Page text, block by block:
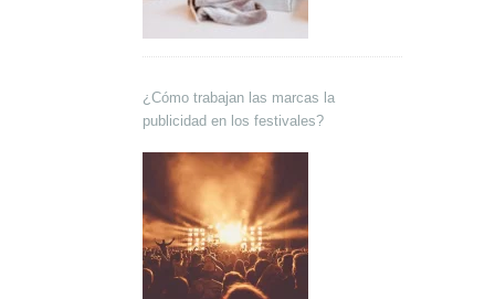
¿Cómo trabajan las marcas la
publicidad en los festivales?